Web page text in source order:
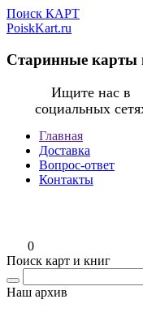
Поиск КАРТ
PoiskKart.ru
Старинные карты
Ищите нас в
социальных
Главная
Доставка
Вопрос-ответ
Контакты
0
Поиск карт и книг
Наш архив